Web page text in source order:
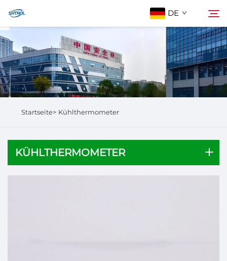
DE
Über Uns
Produkte
Suchen
Startseite> Kühlthermometer
KÜHLTHERMOMETER